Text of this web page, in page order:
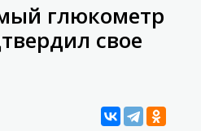
глюкометр
свое